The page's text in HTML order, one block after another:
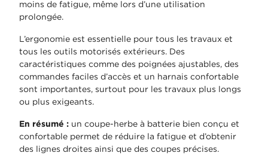
moins de fatigue, même lors d’une utilisation
prolongée.
L’ergonomie est essentielle pour tous les travaux et
tous les outils motorisés extérieurs. Des
caractéristiques comme des poignées ajustables, des
commandes faciles d’accès et un harnais confortable
sont importantes, surtout pour les travaux plus longs
ou plus exigeants.
En résumé : un coupe-herbe à batterie bien conçu et
confortable permet de réduire la fatigue et d’obtenir
des lignes droites ainsi que des coupes précises.